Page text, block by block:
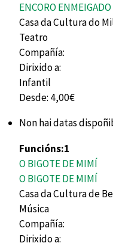
ENCORO
Casa da Cultura do
Teatro
Compañía:
Dirixido a:
Infantil
Desde: 4,00€
Non hai datas
Funcións:1
O BIGOTE DE MIMÍ
O BIGOTE DE MIMÍ
Casa da Cultura de
Música
Compañía:
Dirixido a: